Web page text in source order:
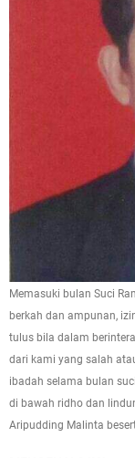
Memasuki bulan Suci
berkah dan ampunan,
tulus bila dalam
dari kami yang salah
ibadah selama bulan
di bawah ridho dan
Aripudding Malinta